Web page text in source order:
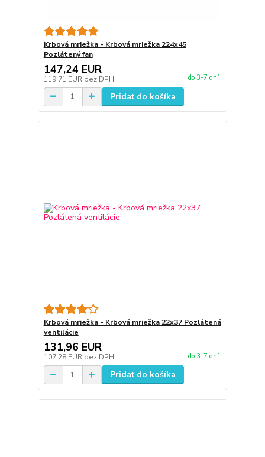
Krbová mriežka - Krbová mriežka 224x45
Pozlátený fan
147,24 EUR
119,71 EUR bez DPH do 3-7 dní
Pridať do košíka
Krbová mriežka - Krbová mriežka 22x37 Pozlátená
ventilácie
131,96 EUR
107,28 EUR bez DPH do 3-7 dní
Pridať do košíka